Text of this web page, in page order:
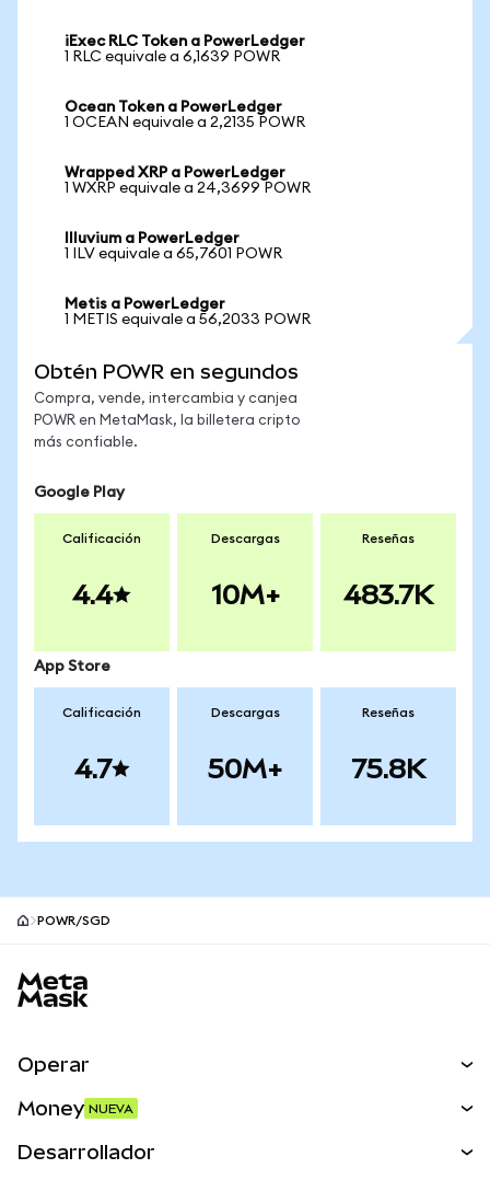
iExec RLC Token a PowerLedger
1 RLC equivale a 6,1639 POWR
Ocean Token a PowerLedger
1 OCEAN equivale a 2,2135 POWR
Wrapped XRP a PowerLedger
1 WXRP equivale a 24,3699 POWR
Illuvium a PowerLedger
1 ILV equivale a 65,7601 POWR
Metis a PowerLedger
1 METIS equivale a 56,2033 POWR
Obtén POWR en segundos
Compra, vende, intercambia y canjea
POWR en MetaMask, la billetera cripto
más confiable.
Google Play
Calificación
4.4
Descargas
10M+
Reseñas
483.7K
App Store
Calificación
4.7
Descargas
50M+
Reseñas
75.8K
POWR/SGD
Operar
Money NUEVA
Desarrollador